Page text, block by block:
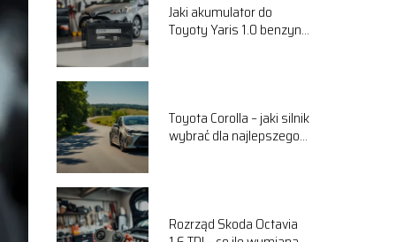
Jaki akumulator do
Toyoty Yaris 1.0 benzyna
Toyota Corolla – jaki silnik
wybrać dla najlepszego
Rozrząd Skoda Octavia